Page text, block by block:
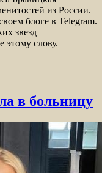
из России.
блоге в Telegram.
звезд
этому слову.
в больницу